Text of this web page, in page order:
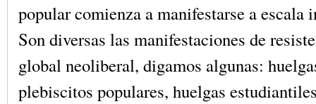
popular comienza a manifestarse a escala
Son diversas las manifestaciones de
global neoliberal, digamos algunas:
plebiscitos populares, huelgas